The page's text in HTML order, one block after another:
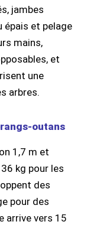
jambes
épais et pelage
mains,
et
une
arbres.
outans
1,7 m et
kg pour les
des
pour des
arrive vers 15